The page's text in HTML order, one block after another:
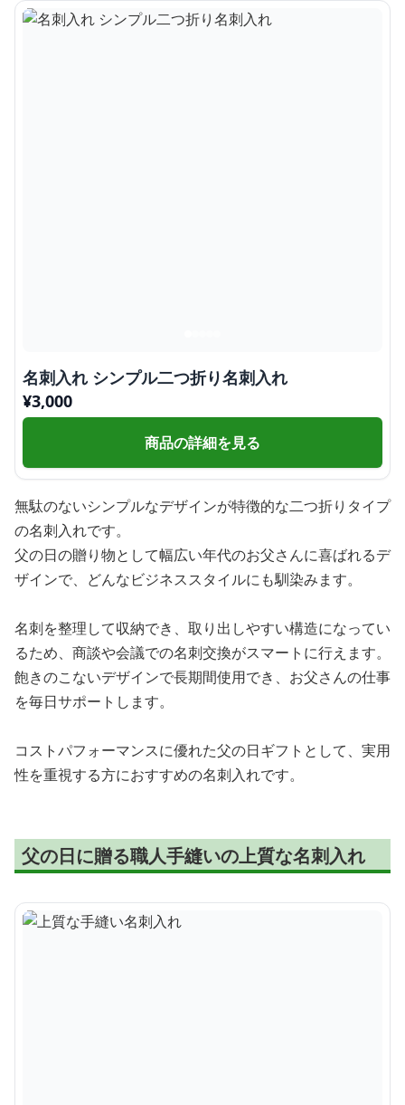
名刺入れ シンプル二つ折り名刺入れ
¥3,000
商品の詳細を見る
無駄のないシンプルなデザインが特徴的な二つ折りタイプ
の名刺入れです。
父の日の贈り物として幅広い年代のお父さんに喜ばれるデ
ザインで、どんなビジネススタイルにも馴染みます。
名刺を整理して収納でき、取り出しやすい構造になってい
るため、商談や会議での名刺交換がスマートに行えます。
飽きのこないデザインで長期間使用でき、お父さんの仕事
を毎日サポートします。
コストパフォーマンスに優れた父の日ギフトとして、実用
性を重視する方におすすめの名刺入れです。
父の日に贈る職人手縫いの上質な名刺入れ